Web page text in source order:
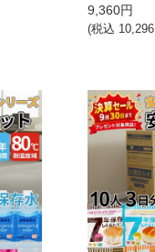
9,360円
(税込 10,296